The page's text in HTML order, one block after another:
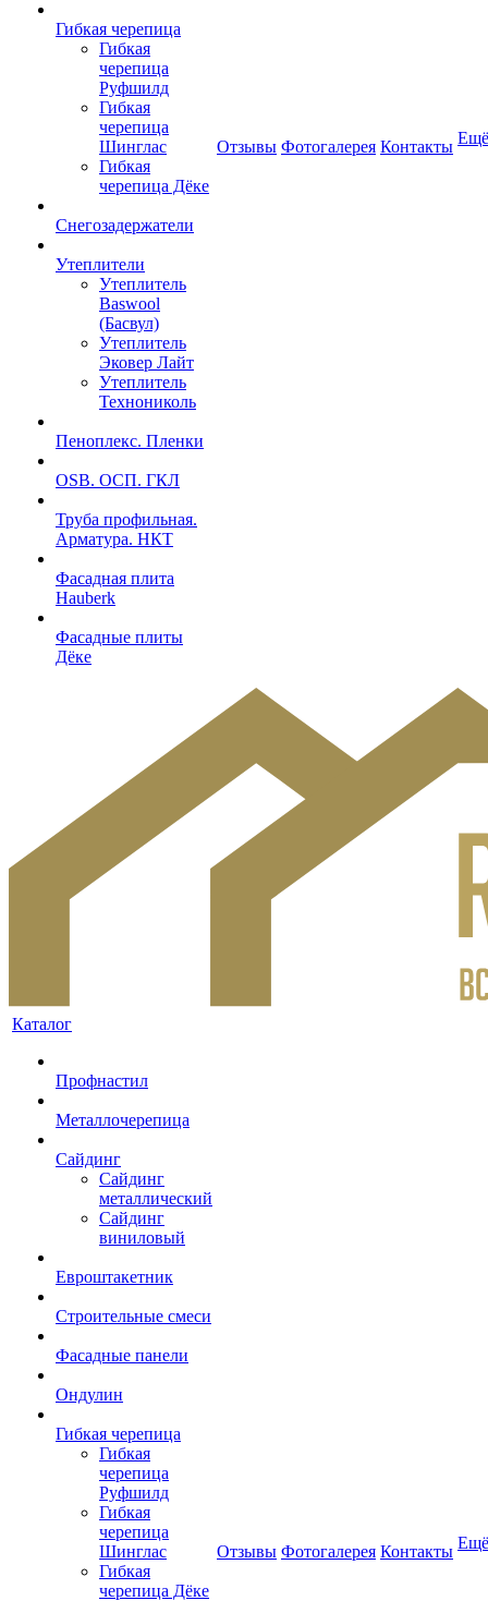
Гибкая черепица
Гибкая
черепица
Руфшилд
Гибкая
черепица
Шинглас
Гибкая
черепица Дёке
Снегозадержатели
Утеплители
Утеплитель
Baswool
(Басвул)
Утеплитель
Эковер Лайт
Утеплитель
Технониколь
Пеноплекс. Пленки
OSB. ОСП. ГКЛ
Труба профильная.
Арматура. НКТ
Фасадная плита
Hauberk
Фасадные плиты
Дёке
Отзывы Фотогалерея Контакты Ещё
Каталог
Профнастил
Металлочерепица
Сайдинг
Сайдинг
металлический
Сайдинг
виниловый
Евроштакетник
Строительные смеси
Фасадные панели
Ондулин
Гибкая черепица
Гибкая
черепица
Руфшилд
Гибкая
черепица
Шинглас
Гибкая
черепица Дёке
Отзывы Фотогалерея Контакты Ещё